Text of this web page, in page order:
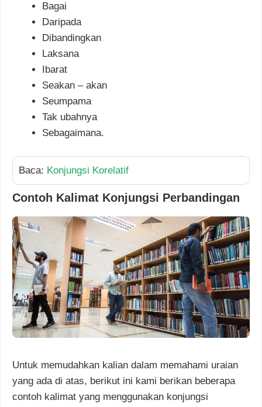
Bagai
Daripada
Dibandingkan
Laksana
Ibarat
Seakan – akan
Seumpama
Tak ubahnya
Sebagaimana.
Baca: Konjungsi Korelatif
Contoh Kalimat Konjungsi Perbandingan
Untuk memudahkan kalian dalam memahami uraian
yang ada di atas, berikut ini kami berikan beberapa
contoh kalimat yang menggunakan konjungsi